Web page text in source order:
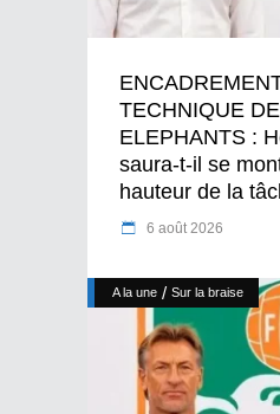
TECHNIQUE
ELEPHANTS :
saura-t-il se
hauteur de la
6 août 2026
A la une / Sur la braise